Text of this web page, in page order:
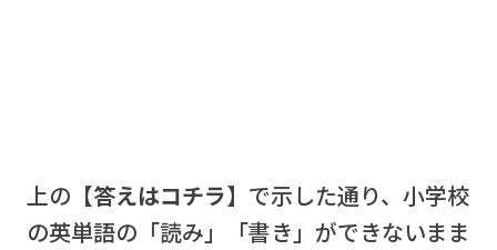
上の 【答えはコチラ】 で示した通り、小学校
の英単語の「読み」「書き」ができないまま